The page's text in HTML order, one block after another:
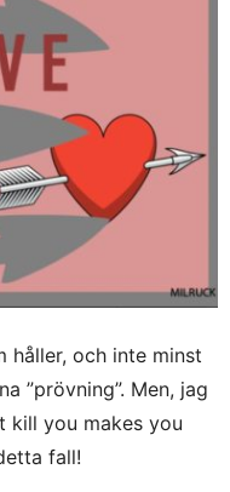
håller, och inte minst
”prövning”. Men, jag
kill you makes you
fall!